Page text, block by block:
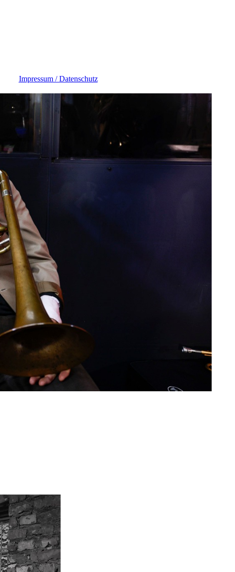
Impressum / Datenschutz